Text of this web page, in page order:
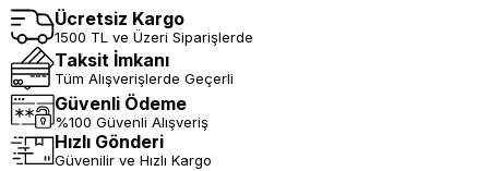
Ücretsiz Kargo
1500 TL ve Üzeri Siparişlerde
Taksit İmkanı
Tüm Alışverişlerde Geçerli
Güvenli Ödeme
%100 Güvenli Alışveriş
Hızlı Gönderi
Güvenilir ve Hızlı Kargo